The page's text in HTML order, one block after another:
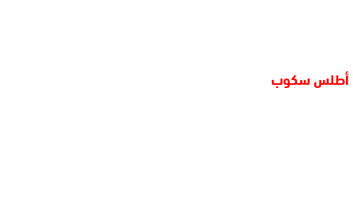
أطلس سكوب